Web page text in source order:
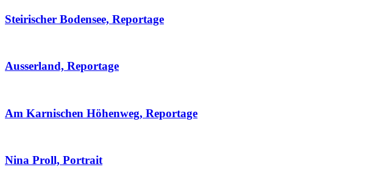
Steirischer Bodensee, Reportage
Ausserland, Reportage
Am Karnischen Höhenweg, Reportage
Nina Proll, Portrait